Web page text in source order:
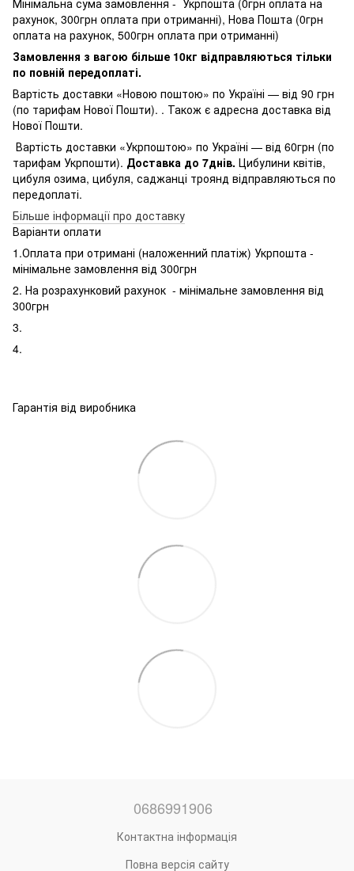
Мінімальна сума замовлення - Укрпошта (0грн оплата на
рахунок, 300грн оплата при отриманні), Нова Пошта (0грн
оплата на рахунок, 500грн оплата при отриманні)
Замовлення з вагою більше 10кг відправляються тільки
по повній передоплаті.
Вартість доставки «Новою поштою» по Україні — від 90 грн
(по тарифам Нової Пошти). . Також є адресна доставка від
Нової Пошти.
Вартість доставки «Укрпоштою» по Україні — від 60грн (по
тарифам Укрпошти). Доставка до 7днів. Цибулини квітів,
цибуля озима, цибуля, саджанці троянд відправляються по
передоплаті.
Більше інформації про доставку
Варіанти оплати
1.Оплата при отримані (наложенний платіж) Укрпошта -
мінімальне замовлення від 300грн
2. На розрахунковий рахунок - мінімальне замовлення від
300грн
3.
4.
Гарантія від виробника
0686991906
Контактна інформація
Повна версія сайту